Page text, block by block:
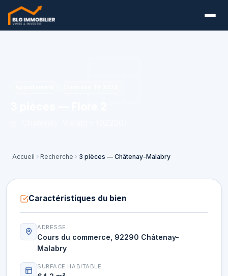
Accueil Recherche 3 pièces — Châtenay-Malabry
Caractéristiques du bien
ADRESSE
Cours du commerce, 92290 Châtenay-
Malabry
SURFACE HABITABLE